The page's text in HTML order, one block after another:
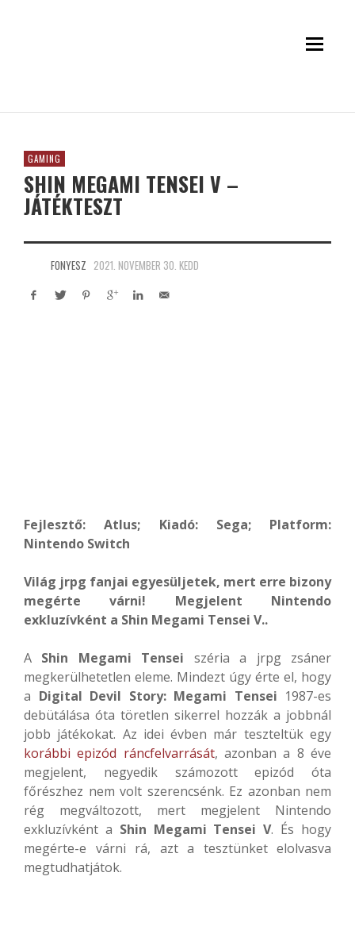
GAMING
SHIN MEGAMI TENSEI V –
JÁTÉKTESZT
FONYESZ 2021. NOVEMBER 30. KEDD
Fejlesztő: Atlus; Kiadó: Sega; Platform:
Nintendo Switch
Világ jrpg fanjai egyesüljetek, mert erre bizony
megérte várni! Megjelent Nintendo
exkluzívként a Shin Megami Tensei V..
A Shin Megami Tensei széria a jrpg zsáner
megkerülhetetlen eleme. Mindezt úgy érte el, hogy
a Digital Devil Story: Megami Tensei 1987-es
debütálása óta töretlen sikerrel hozzák a jobbnál
jobb játékokat. Az idei évben már teszteltük egy
korábbi epizód ráncfelvarrását, azonban a 8 éve
megjelent, negyedik számozott epizód óta
főrészhez nem volt szerencsénk. Ez azonban nem
rég megváltozott, mert megjelent Nintendo
exkluzívként a Shin Megami Tensei V. És hogy
megérte-e várni rá, azt a tesztünket elolvasva
megtudhatjátok.